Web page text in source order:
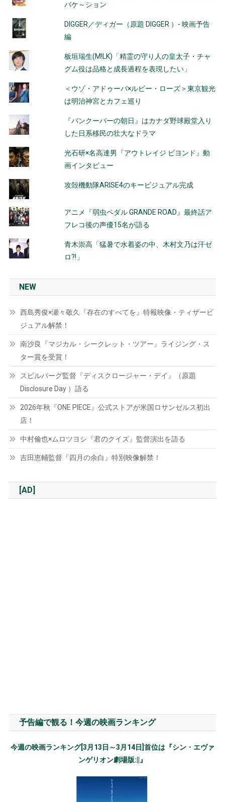
バケ～ション
DIGGER／ディガー（原題 DIGGER ）- 映画予告
編
板垣瑞生(M!LK)「精霊の守り人の皇太子・チャ
グム役は品格と成長過程を表現したい」
＜ウゾ・アドゥーバ×ルビー・ローズ＞東京観光
は明治神宮とカフェ巡り
『バンクーバーの朝日』はカナダ野球殿堂入り
した日系移民の壮大なドラマ
光石研×名高達男『アウトレイジ ビヨンド』動
画インタビュー
攻殻機動隊ARISE4のキービジュアル完成
アニメ『弱虫ペダル GRANDE ROAD』最終話ア
フレコ後の声優15名が語る
青木崇高「猛暑で水着姿の中、木村文乃は汗ゼ
ロ?!」
NEW
西島秀俊×瀬々敬久『存在のすべてを』特報映像・ティザービ
ジュアル解禁！
南沙良『マジカル・シークレット・ツアー』ライジング・ス
ター賞を受賞！
スピルバーグ監督『ディスクロージャー・デイ』（原題
Disclosure Day ）語る
2026年秋『ONE PIECE』公式ストアが米国ロサンゼルス初出
店！
中村倫也×ムロツヨシ『君のクイズ』監督演出を語る
吉田恵輔監督『四月の余白』特別映像解禁！
[AD]
予告編で観る！今週の映画ランキング
今週の映画ランキング[3月13日～3月14日]首位は『シン・エヴァ
ンゲリオン劇場版:||』